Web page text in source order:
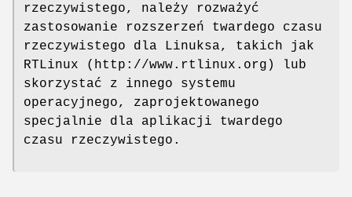
rzeczywistego, należy rozważyć
zastosowanie rozszerzeń twardego czasu
rzeczywistego dla Linuksa, takich jak
RTLinux (http://www.rtlinux.org) lub
skorzystać z innego systemu
operacyjnego, zaprojektowanego
specjalnie dla aplikacji twardego
czasu rzeczywistego.